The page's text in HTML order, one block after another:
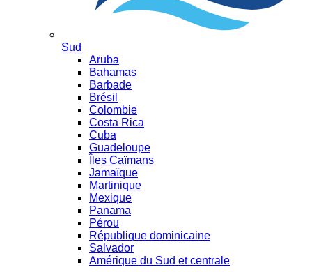
Sud
Aruba
Bahamas
Barbade
Brésil
Colombie
Costa Rica
Cuba
Guadeloupe
Îles Caïmans
Jamaïque
Martinique
Mexique
Panama
Pérou
République dominicaine
Salvador
Amérique du Sud et centrale